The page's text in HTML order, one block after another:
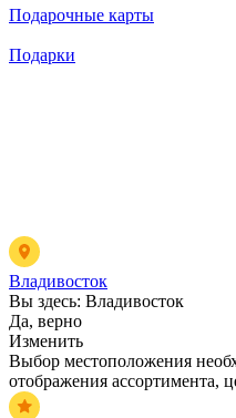
Подарочные карты
Подарки
Владивосток
Вы здесь: Владивосток
Да, верно
Изменить
Выбор местоположения
отображения ассортимента,